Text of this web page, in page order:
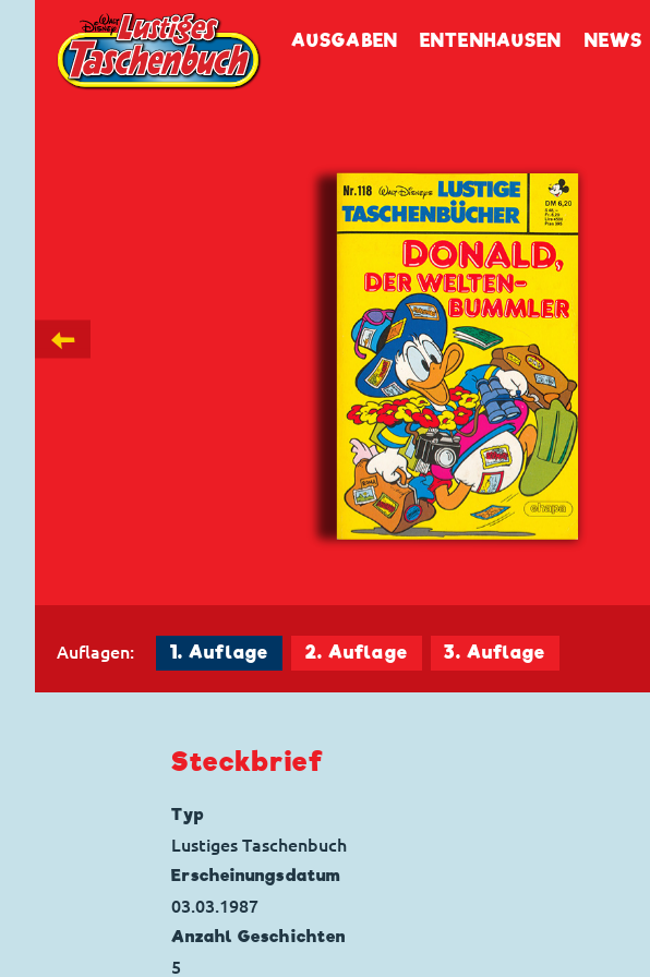
AUSGABEN ENTENHAUSEN NEWS
←
Auflagen: 1. Auflage 2. Auflage 3. Auflage
Steckbrief
Typ
Lustiges Taschenbuch
Erscheinungs­datum
03.03.1987
Anzahl Geschichten
5